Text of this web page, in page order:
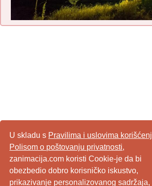
U skladu s Pravilima i uslovima
Polisom o poštovanju privatnosti,
zanimacija.com koristi Cookie-je da bi
obezbedio dobro korisničko iskustvo,
prikazivanje personalizovanog sadržaja,